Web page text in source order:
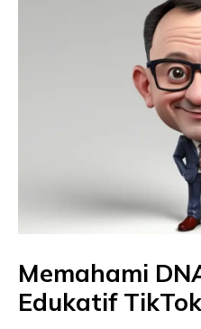
Memahami
Edukatif